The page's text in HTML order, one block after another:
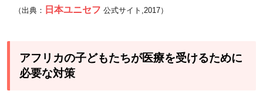
員の
保健
医療
（出典： 日本ユニセフ 公式サイト,2017）
アフリカの子どもたちが医療を受けるために
必要な対策